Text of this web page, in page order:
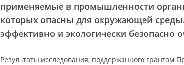
применяемые в промышленности
которых опасны для окружающей
эффективно и экологически безопасно
Результаты исследования, поддержанного грантом